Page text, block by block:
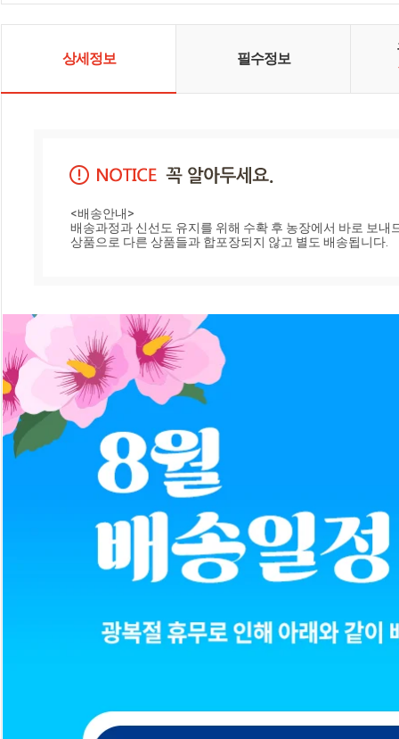
다.
상세정보 필수정보
<배송안내>
배송과정과 신선도 유지를 위해 수확 후 농장에서 바로 보내
상품으로 다른 상품들과 합포장되지 않고 별도 배송됩니다.